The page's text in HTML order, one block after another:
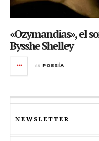
«Ozymandias», el
Bysshe Shelley
en POESÍA
NEWSLETTER